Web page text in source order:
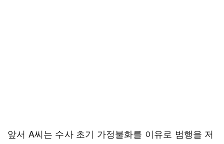
앞서 A씨는 수사 초기 가정불화를 이유로 범행을 저